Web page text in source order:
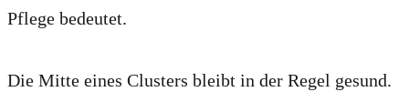
Pflege bedeutet.
Die Mitte eines Clusters bleibt in der Regel gesund.